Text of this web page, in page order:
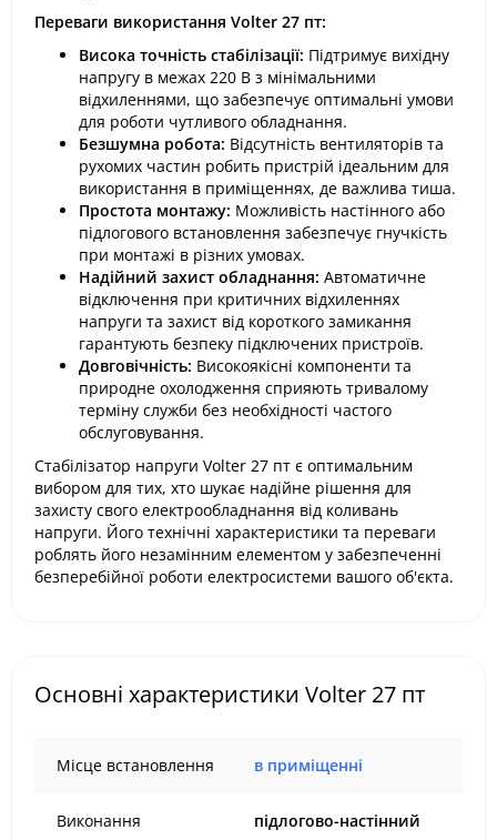
Переваги використання Volter 27 пт:
Висока точність стабілізації: Підтримує вихідну
напругу в межах 220 В з мінімальними
відхиленнями, що забезпечує оптимальні умови
для роботи чутливого обладнання.
Безшумна робота: Відсутність вентиляторів та
рухомих частин робить пристрій ідеальним для
використання в приміщеннях, де важлива тиша.
Простота монтажу: Можливість настінного або
підлогового встановлення забезпечує гнучкість
при монтажі в різних умовах.
Надійний захист обладнання: Автоматичне
відключення при критичних відхиленнях
напруги та захист від короткого замикання
гарантують безпеку підключених пристроїв.
Довговічність: Високоякісні компоненти та
природне охолодження сприяють тривалому
терміну служби без необхідності частого
обслуговування.
Стабілізатор напруги Volter 27 пт є оптимальним
вибором для тих, хто шукає надійне рішення для
захисту свого електрообладнання від коливань
напруги. Його технічні характеристики та переваги
роблять його незамінним елементом у забезпеченні
безперебійної роботи електросистеми вашого об'єкта.
Основні характеристики Volter 27 пт
Місце встановлення в приміщенні
Виконання підлогово-настінний